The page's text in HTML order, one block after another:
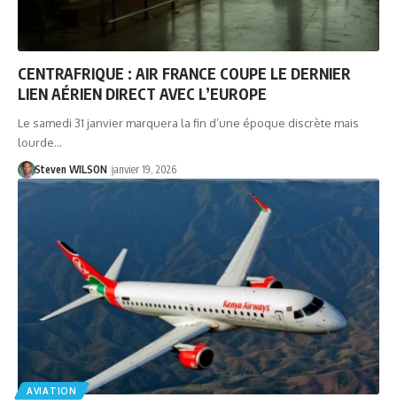
CENTRAFRIQUE : AIR FRANCE COUPE LE DERNIER
LIEN AÉRIEN DIRECT AVEC L’EUROPE
Le samedi 31 janvier marquera la fin d’une époque discrète mais
lourde…
Steven WILSON janvier 19, 2026
AVIATION